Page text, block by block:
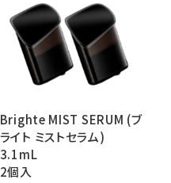
Brighte MIST SERUM (ブ
ライト ミストセラム)
3.1mL
2個入